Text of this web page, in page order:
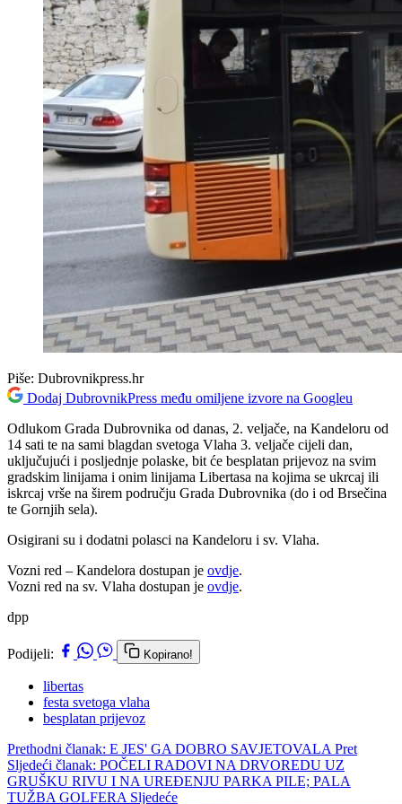
Piše: Dubrovnikpress.hr
Dodaj DubrovnikPress među omiljene izvore na Googleu
Odlukom Grada Dubrovnika od danas, 2. veljače, na Kandeloru od
14 sati te na sami blagdan svetoga Vlaha 3. veljače cijeli dan,
uključujući i posljednje polaske, bit će besplatan prijevoz na svim
gradskim linijama i onim linijama Libertasa na kojima se ukrcaj ili
iskrcaj vrše na širem području Grada Dubrovnika (do i od Brsečina
te Gornjih sela).
Osigirani su i dodatni polasci na Kandeloru i sv. Vlaha.
Vozni red – Kandelora dostupan je ovdje.
Vozni red na sv. Vlaha dostupan je ovdje.
dpp
Podijeli: Kopirano!
libertas
festa svetoga vlaha
besplatan prijevoz
Prethodni članak: E JES' GA DOBRO SAVJETOVALA Pret
Sljedeći članak: POČELI RADOVI NA DRVOREDU UZ
GRUŠKU RIVU I NA UREĐENJU PARKA PILE; PALA
TUŽBA GOLFERA Sljedeće